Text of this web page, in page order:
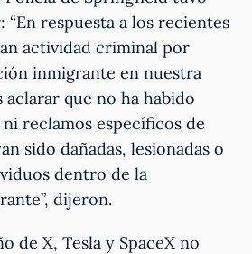
“En respuesta a los recientes
actividad criminal por
inmigrante en nuestra
aclarar que no ha habido
reclamos específicos de
sido dañadas, lesionadas o
dentro de la
dijeron.
de X, Tesla y SpaceX no